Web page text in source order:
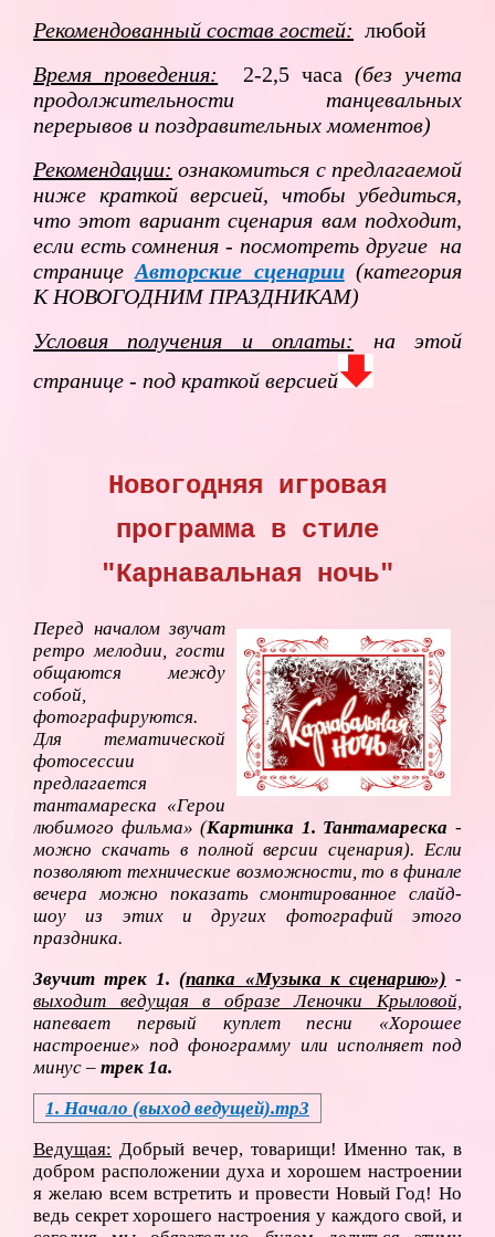
Рекомендованный состав гостей: любой
Время проведения: 2-2,5 часа (без учета
продолжительности танцевальных
перерывов и поздравительных моментов)
Рекомендации: ознакомиться с предлагаемой
ниже краткой версией, чтобы убедиться,
что этот вариант сценария вам подходит,
если есть сомнения - посмотреть другие на
страницеАвторские сценарии(категория
К НОВОГОДНИМ ПРАЗДНИКАМ)
Условия получения и оплаты:
на этой
странице - под краткой версией
Новогодняя игровая
программа в стиле
"Карнавальная ночь"
Перед началом звучат
ретро мелодии, гости
общаются между
собой,
фотографируются.
Для тематической
фотосессии
предлагается
тантамареска «Герои
любимого фильма» (Картинка 1. Тантамареска -
можно скачать в полной версии сценария). Если
позволяют технические возможности, то в финале
вечера можно показать смонтированное слайд-
шоу из этих и других фотографий этого
праздника.
Звучит трек 1. (папка «Музыка к сценарию») -
выходит ведущая в образе Леночки Крыловой,
напевает первый куплет песни «Хорошее
настроение» под фонограмму или исполняет под
минус – трек 1а.
1. Начало (выход ведущей).mp3
Ведущая: Добрый вечер, товарищи! Именно так, в
добром расположении духа и хорошем настроении
я желаю всем встретить и провести Новый Год! Но
ведь секрет хорошего настроения у каждого свой, и